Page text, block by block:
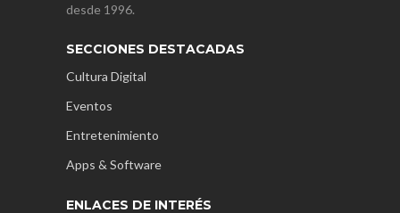
desde 1996.
SECCIONES DESTACADAS
Cultura Digital
Eventos
Entretenimiento
Apps & Software
ENLACES DE INTERÉS